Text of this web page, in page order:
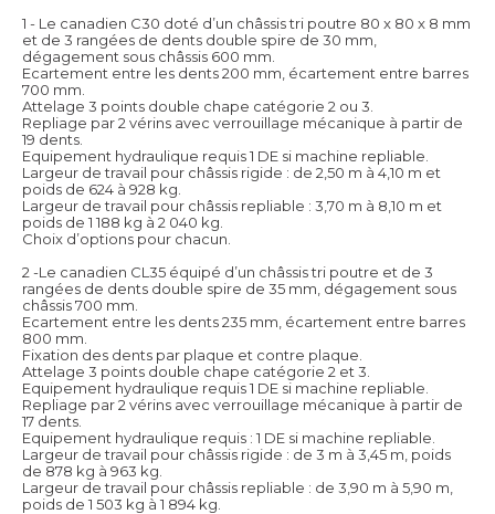
1 - Le canadien C30 doté d’un châssis tri poutre 80 x 80 x 8 mm
et de 3 rangées de dents double spire de 30 mm,
dégagement sous châssis 600 mm.
Ecartement entre les dents 200 mm, écartement entre barres
700 mm.
Attelage 3 points double chape catégorie 2 ou 3.
Repliage par 2 vérins avec verrouillage mécanique à partir de
19 dents.
Equipement hydraulique requis 1 DE si machine repliable.
Largeur de travail pour châssis rigide : de 2,50 m à 4,10 m et
poids de 624 à 928 kg.
Largeur de travail pour châssis repliable : 3,70 m à 8,10 m et
poids de 1 188 kg à 2 040 kg.
Choix d’options pour chacun.
2 -Le canadien CL35 équipé d’un châssis tri poutre et de 3
rangées de dents double spire de 35 mm, dégagement sous
châssis 700 mm.
Ecartement entre les dents 235 mm, écartement entre barres
800 mm.
Fixation des dents par plaque et contre plaque.
Attelage 3 points double chape catégorie 2 et 3.
Equipement hydraulique requis 1 DE si machine repliable.
Repliage par 2 vérins avec verrouillage mécanique à partir de
17 dents.
Equipement hydraulique requis : 1 DE si machine repliable.
Largeur de travail pour châssis rigide : de 3 m à 3,45 m, poids
de 878 kg à 963 kg.
Largeur de travail pour châssis repliable : de 3,90 m à 5,90 m,
poids de 1 503 kg à 1 894 kg.